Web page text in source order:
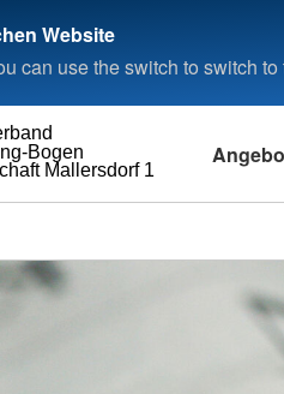
Website
can use the switch to switch
Mallersdorf 1
Bogen